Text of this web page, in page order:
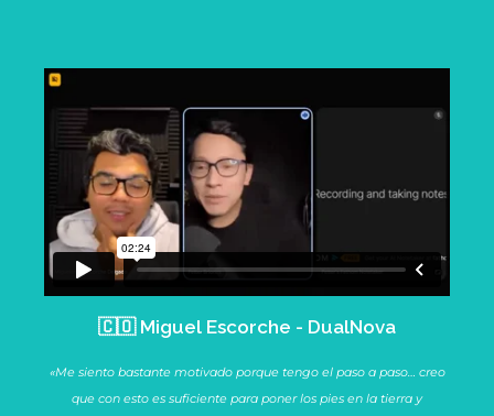
🇨🇴 Miguel Escorche - DualNova
«Me siento bastante motivado porque tengo el paso a paso… creo
que con esto es suficiente para poner los pies en la tierra y